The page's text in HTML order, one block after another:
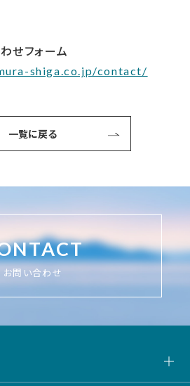
せフォーム
shiga.co.jp/contact/
一覧に戻る
お問い合わせ